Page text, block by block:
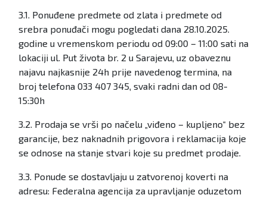
3.1. Ponuđene predmete od zlata i predmete od
srebra ponuđači mogu pogledati dana 28.10.2025.
godine u vremenskom periodu od 09:00 – 11:00 sati na
lokaciji ul. Put života br. 2 u Sarajevu, uz obaveznu
najavu najkasnije 24h prije navedenog termina, na
broj telefona 033 407 345, svaki radni dan od 08-
15:30h
3.2. Prodaja se vrši po načelu „viđeno – kupljeno“ bez
garancije, bez naknadnih prigovora i reklamacija koje
se odnose na stanje stvari koje su predmet prodaje.
3.3. Ponude se dostavljaju u zatvorenoj koverti na
adresu: Federalna agencija za upravljanje oduzetom